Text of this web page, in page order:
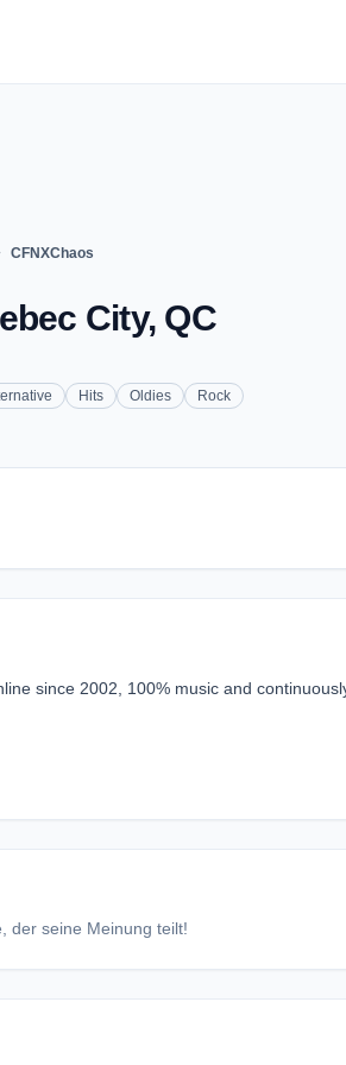
CFNXChaos
City, QC
Hits Oldies Rock
since 2002, 100% music and
der seine Meinung teilt!